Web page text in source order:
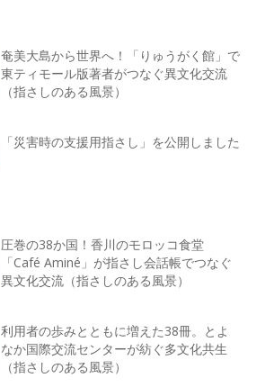
奄美大島から世界へ！「りゅうがく館」で
東ティモール版著者がつなぐ異文化交流
（指さしのある風景）
「災害時の支援用指さし」を公開しました
圧巻の38か国！香川のモロッコ食堂
「Café Aminé」が指さし会話帳でつなぐ
異文化交流（指さしのある風景）
利用者の歩みとともに増えた38冊。とよ
なか国際交流センターが紡ぐ多文化共生
（指さしのある風景）